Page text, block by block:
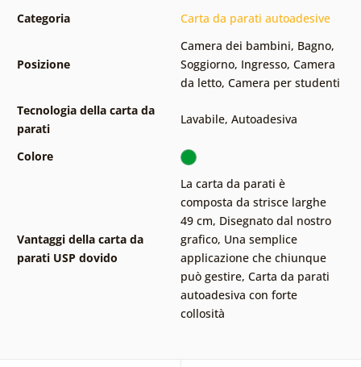
Categoria Carta da parati autoadesive
Posizione
Camera dei bambini, Bagno,
Soggiorno, Ingresso, Camera
da letto, Camera per studenti
Tecnologia della carta da
parati
Lavabile, Autoadesiva
Colore
Vantaggi della carta da
parati USP dovido
La carta da parati è
composta da strisce larghe
49 cm, Disegnato dal nostro
grafico, Una semplice
applicazione che chiunque
può gestire, Carta da parati
autoadesiva con forte
collosità